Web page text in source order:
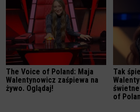
The Voice of Poland: Maja
Walentynowicz zaśpiewa na
żywo. Oglądaj!
Tak
of